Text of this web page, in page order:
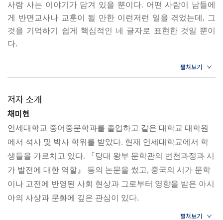
· 암중모색(暗中摸索)
어둠 속에서 더듬어서 찾다
훌륭한 인물은 만난 적 없어도 알아볼 수 있다
하늘이 높고 말이 살찔 정도로 평화롭다
· 천하무적(天下無敵)
세상에 적수가 없을 정도로 힘이 세다
백성을 생각하는 어진 정치가 가장 위대하다
2장 함께 걸어가는 인생
· 간담상조(肝膽相照)
사람 사는 이야기가 담겨 있을 뿐이다. 어떤 사람이 남들에
게 반면교사나 교훈이 될 만한 이런저런 일을 겪었는데, 그
것을 기억하기 쉽게 핵심적인 네 글자로 표현한 것일 뿐이
다.
재의 뜻 사이에 차이가 많이 나는 것들을 골라 풀이한다. 성
어가 낯선 독자에게는 새로운 학습이 될 것이고, 성어를 알
리고 원래의 뜻
과 현재의 뜻을 비교하는 데서 그치지 않고 의미의 차이를
통해 우리가 얻을 수 있는 통찰이나 시사점을 전하고자 했
다.
--- p.8
저자 소개
채미현
연세대학교 중어중문학과를 졸업하고 같은 대학교 대학원
에서 석사 및 박사 학위를 받았다. 현재 연세대학교에서 학
생들을 가르치고 있다. 『당대 왕부 문학관의 변천과정과 시
가 발전에 대한 역할』 등의 논문을 썼고, 중국의 시가 문학
이나 고전에 반영된 사회 현상과 그로부터 영향을 받은 아시
아의 사상과 문화에 깊은 관심이 있다.